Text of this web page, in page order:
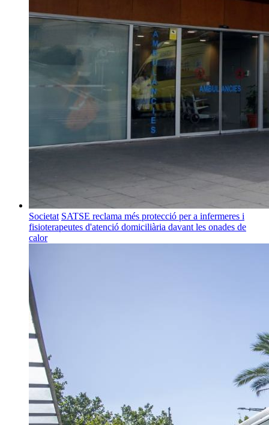
Societat SATSE reclama més protecció per a infermeres i
fisioterapeutes d'atenció domiciliària davant les onades de
calor